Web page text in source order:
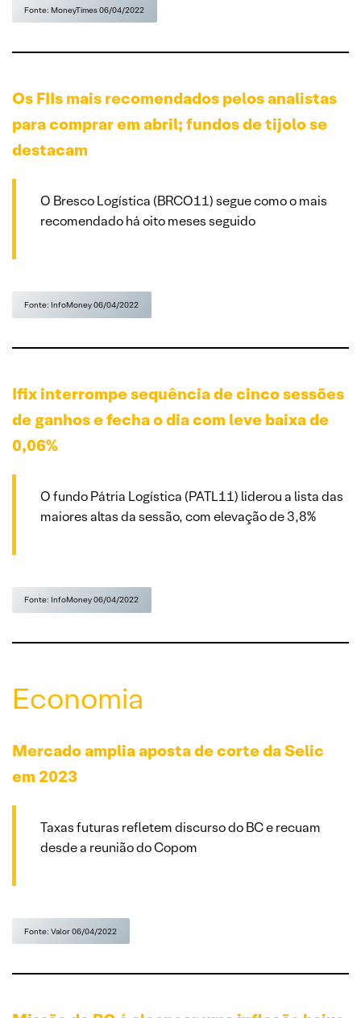
Fonte: MoneyTimes 06/04/2022
Os FIIs mais recomendados pelos analistas
para comprar em abril; fundos de tijolo se
destacam
O Bresco Logística (BRCO11) segue como o mais
recomendado há oito meses seguido
Fonte: InfoMoney 06/04/2022
Ifix interrompe sequência de cinco sessões
de ganhos e fecha o dia com leve baixa de
0,06%
O fundo Pátria Logística (PATL11) liderou a lista das
maiores altas da sessão, com elevação de 3,8%
Fonte: InfoMoney 06/04/2022
Economia
Mercado amplia aposta de corte da Selic
em 2023
Taxas futuras refletem discurso do BC e recuam
desde a reunião do Copom
Fonte: Valor 06/04/2022